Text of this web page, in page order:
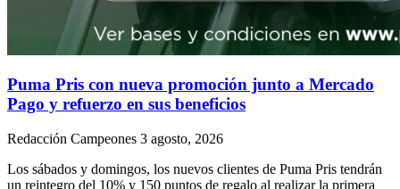
Puma Pris con nueva promoción junto a Mercado
Pago y refuerzo en sus beneficios
Redacción Campeones 3 agosto, 2026
Los sábados y domingos, los nuevos clientes de Puma Pris tendrán
un reintegro del 10% y 150 puntos de regalo al realizar la primera